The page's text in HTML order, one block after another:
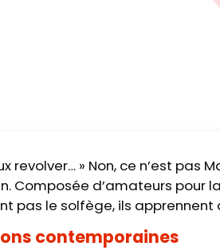
revolver… » Non, ce n’est
Composée d’amateurs pour
pas le solfège, ils apprennent
contemporaines